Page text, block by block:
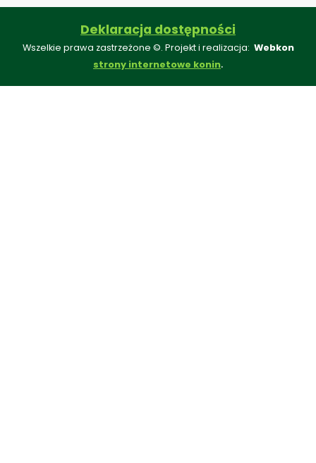
Deklaracja dostępności
Wszelkie prawa zastrzeżone ©. Projekt i realizacja: Webkon
strony internetowe konin.